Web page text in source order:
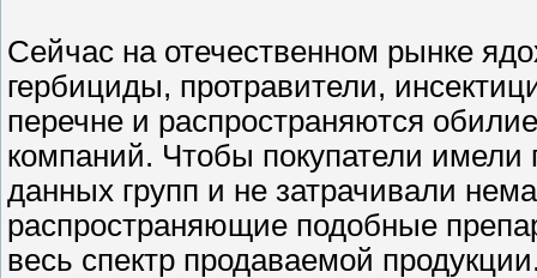
Сейчас на отечественном рынке
гербициды, протравители,
перечне и распространяются
компаний. Чтобы покупатели
данных групп и не затрачивали
распространяющие подобные
весь спектр продаваемой